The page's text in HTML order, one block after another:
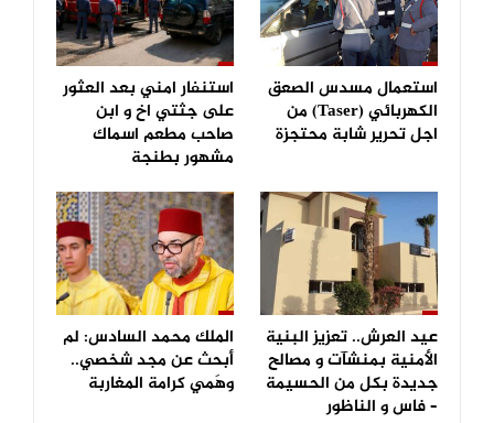
استعمال مسدس الصعق
الكهربائي (Taser) من
اجل تحرير شابة محتجزة
استنفار امني بعد العثور
على جثتي اخ و ابن
صاحب مطعم اسماك
مشهور بطنجة
عيد العرش.. تعزيز البنية
الأمنية بمنشآت و مصالح
جديدة بكل من الحسيمة
– فاس و الناظور
الملك محمد السادس: لم
أبحث عن مجد شخصي..
وهَمي كرامة المغاربة